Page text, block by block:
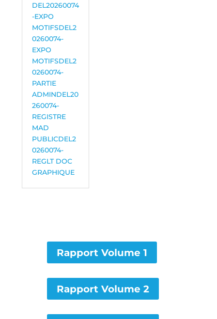
DEL20260074
-EXPO
MOTIFSDEL2
0260074-
EXPO
MOTIFSDEL2
0260074-
PARTIE
ADMINDEL20
260074-
REGISTRE
MAD
PUBLICDEL2
0260074-
REGLT DOC
GRAPHIQUE
Rapport Volume 1
Rapport Volume 2